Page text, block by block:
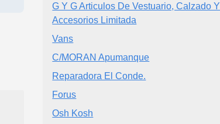
G Y G Articulos De Vestuario, Calzado Y
Accesorios Limitada
Vans
C/MORAN Apumanque
Reparadora El Conde.
Forus
Osh Kosh